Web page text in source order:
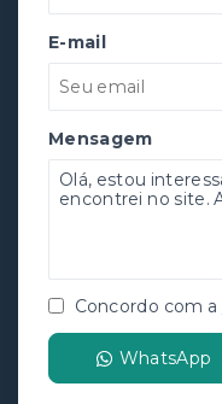
E-mail
Mensagem
Concordo com a
WhatsApp